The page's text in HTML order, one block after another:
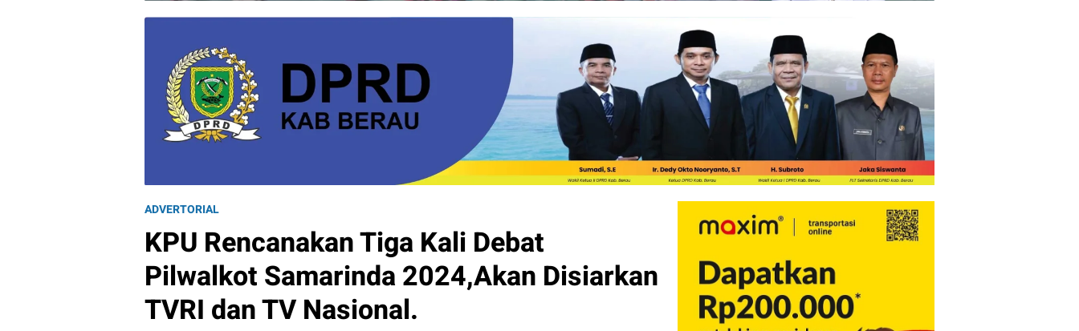
ADVERTORIAL
KPU Rencanakan Tiga Kali Debat
Pilwalkot Samarinda 2024,Akan Disiarkan
TVRI dan TV Nasional.